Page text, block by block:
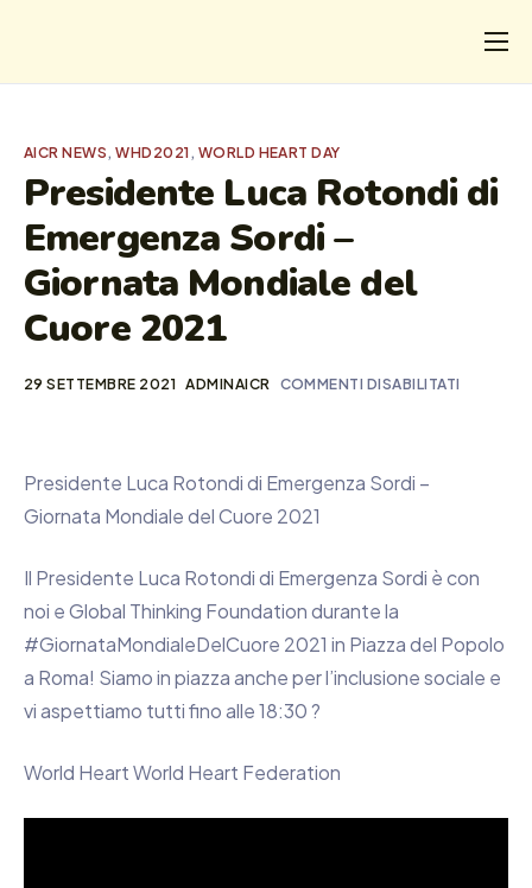
CHI
I SALVATI
FORMAZIONE
PROGETTI
NEWS
AICR NEWS,WHD2021, WORLD HEART DAY
Presidente Luca Rotondi di
Emergenza Sordi –
Giornata Mondiale del
Cuore 2021
29 SETTEMBRE 2021 ADMINAICR COMMENTI DISABILITATI
Presidente Luca Rotondi di Emergenza Sordi –
Giornata Mondiale del Cuore 2021
Il Presidente Luca Rotondi di Emergenza Sordi è con
noi e Global Thinking Foundation durante la
#GiornataMondialeDelCuore 2021 in Piazza del Popolo
a Roma! Siamo in piazza anche per l’inclusione sociale e
vi aspettiamo tutti fino alle 18:30 ?
World Heart World Heart Federation